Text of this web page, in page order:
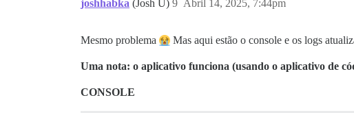
Sex 11:46
7
(Discord) Falha na autenticação! csrf_detected:
joshhabka (Josh U) Abril 14, 2025, 7:44pm
9
Mesmo problema Mas aqui estão o console e os logs
Uma nota: o aplicativo funciona (usando o aplicativo de
CONSOLE